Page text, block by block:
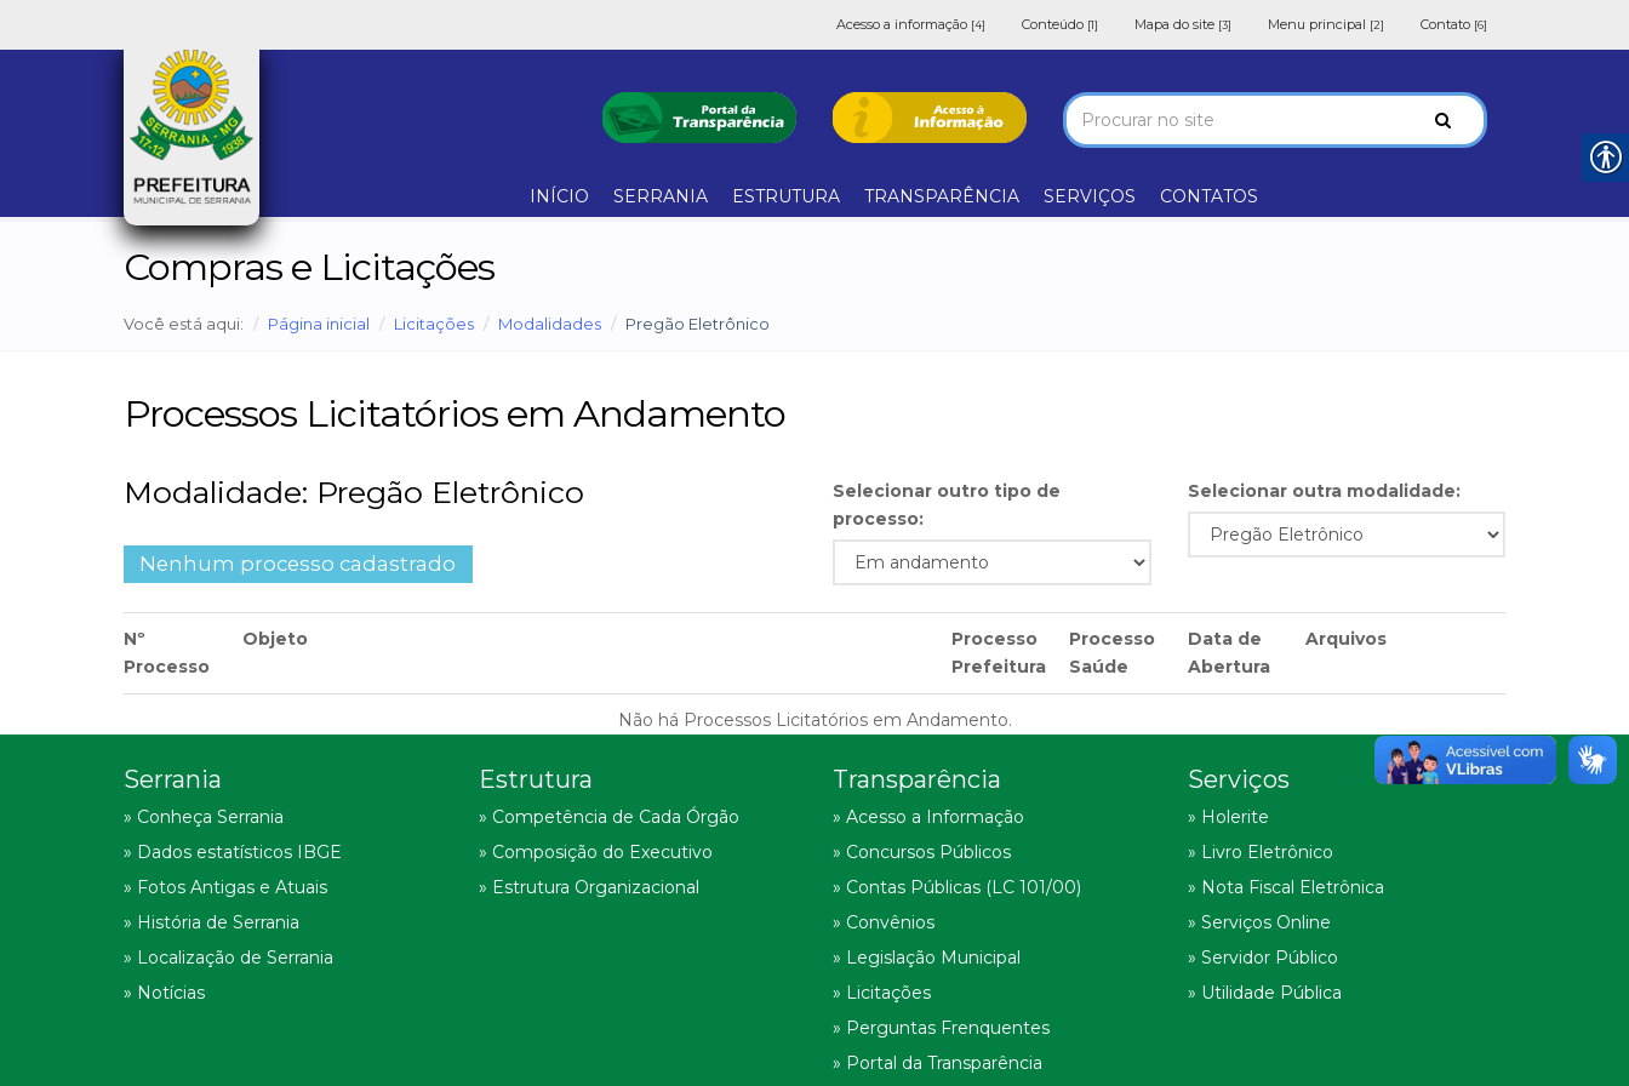
Acesso a informação [4] Conteúdo [1] Mapa do site [3] Menu principal [2] Contato [6]
INÍCIO SERRANIA ESTRUTURA TRANSPARÊNCIA SERVIÇOS CONTATOS
Compras e Licitações
Você está aqui: Página inicial Licitações Modalidades Pregão Eletrônico
Processos Licitatórios em Andamento
Modalidade: Pregão Eletrônico
Nenhum processo cadastrado
Selecionar outro tipo de
processo:
Selecionar outra modalidade:
Nº
Processo
Objeto
Processo
Prefeitura
Processo
Saúde
Data de
Abertura
Arquivos
Não há Processos Licitatórios em Andamento.
Serrania
» Conheça Serrania
» Dados estatísticos IBGE
» Fotos Antigas e Atuais
» História de Serrania
» Localização de Serrania
» Notícias
Estrutura
» Competência de Cada Órgão
» Composição do Executivo
» Estrutura Organizacional
Transparência
» Acesso a Informação
» Concursos Públicos
» Contas Públicas (LC 101/00)
» Convênios
» Legislação Municipal
» Licitações
» Perguntas Frenquentes
» Portal da Transparência
Serviços
» Holerite
» Livro Eletrônico
» Nota Fiscal Eletrônica
» Serviços Online
» Servidor Público
» Utilidade Pública